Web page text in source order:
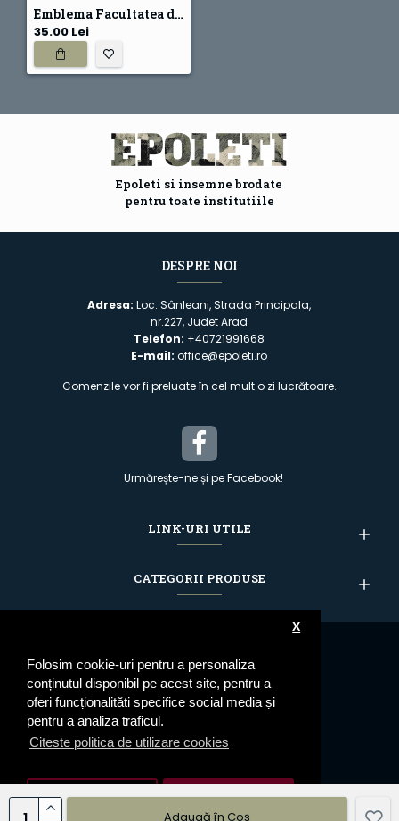
Folosim cookie-uri pentru a personaliza
conținutul disponibil pe acest site, pentru a
oferi funcționalităti specifice social media și
pentru a analiza traficul.
Citeste politica de utilizare cookies
X
Setari cookie De Acord
Adaugă în Coş
Emblema Facultatea de Pompieri
35.00 Lei
Epoleti si insemne brodate
pentru toate institutiile
DESPRE NOI
Adresa:Loc. Sânleani, Strada Principala,
nr.227, Judet Arad
Telefon: +40721991668
E-mail: office@epoleti.ro
Comenzile vor fi preluate în cel mult o zi lucrătoare.
Urmărește-ne și pe Facebook!
LINK-URI UTILE
CATEGORII PRODUSE